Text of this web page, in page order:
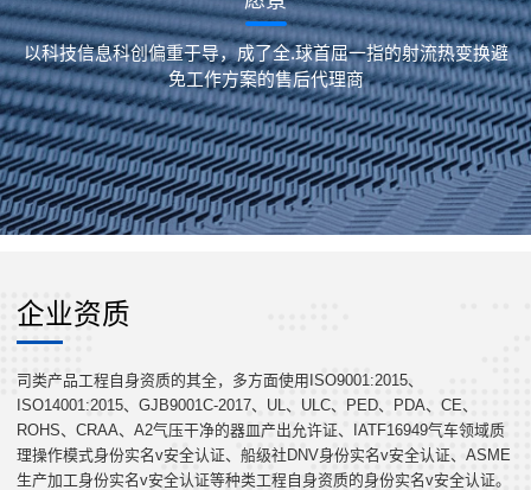
以科技信息科创偏重于导，成了全.球首屈一指的射流热变换避
免工作方案的售后代理商
企业资质
司类产品工程自身资质的其全，多方面使用ISO9001:2015、
ISO14001:2015、GJB9001C-2017、UL、ULC、PED、PDA、CE、
ROHS、CRAA、A2气压干净的器皿产出允许证、IATF16949气车领域质
理操作模式身份实名v安全认证、船级社DNV身份实名v安全认证、ASME
生产加工身份实名v安全认证等种类工程自身资质的身份实名v安全认证。